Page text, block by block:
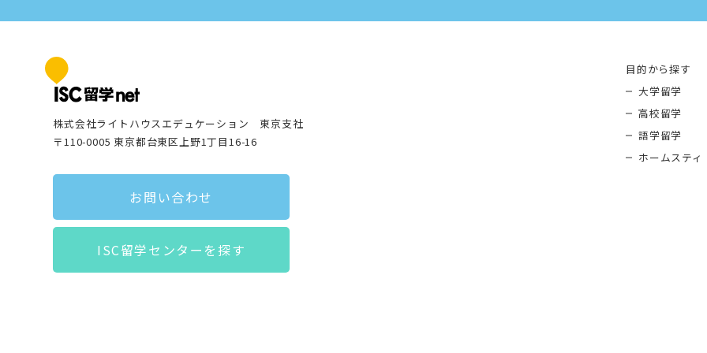
株式会社ライトハウスエデュケーション 東京支社
〒110-0005 東京都台東区上野1丁目16-16
お問い合わせ
ISC留学センターを探す
目的から探す
大学留学
高校留学
語学留学
ホームスティ